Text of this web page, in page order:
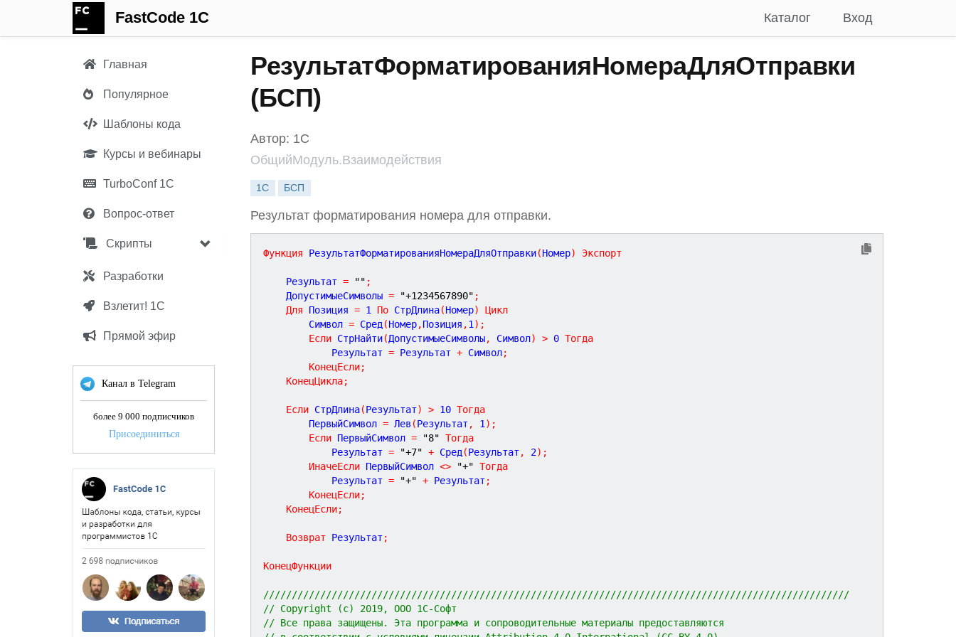
FastCode 1C Вход
Каталог
Главная
Популярное
Шаблоны кода
Курсы и вебинары
TurboConf 1С
Вопрос-ответ
Скрипты
Разработки
Взлетит! 1С
Прямой эфир
Канал в Telegram
более 9 000 подписчиков
Присоединиться
РезультатФорматированияНомераДляОтправки
(БСП)
Автор: 1С
ОбщийМодуль.Взаимодействия
1С БСП
Результат форматирования номера для отправки.
Функция РезультатФорматированияНомераДляОтправки(Номер) Экспорт
	Результат
= "" ;
	ДопустимыеСимволы
= "+1234567890" ;
Для Позиция = 1 По СтрДлина(Номер)
Цикл
		Символ
= Сред (Номер,Позиция ,1 ) ;
Если СтрНайти(ДопустимыеСимволы, Символ) > 0 Тогда
			Результат
= Результат + Символ;
КонецЕсли;
КонецЦикла;
Если СтрДлина(Результат) > 10 Тогда
		ПервыйСимвол
= Лев (Результат , 1 ) ;
Если ПервыйСимвол = "8" Тогда
			Результат
= "+7" + Сред (Результат , 2) ;
ИначеЕсли ПервыйСимвол <> "+" Тогда
			Результат
= "+" + Результат ;
КонецЕсли;
КонецЕсли;
Возврат Результат ;
КонецФункции
///////////////////////////////////////////////////////////////////////////////////////////////////////
// Copyright (c) 2019, ООО 1С-Софт
// Все права защищены. Эта программа и сопроводительные материалы предоставляются